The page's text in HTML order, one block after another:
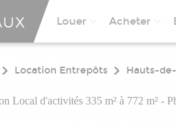
Louer Acheter
Location Entrepôts Hauts-